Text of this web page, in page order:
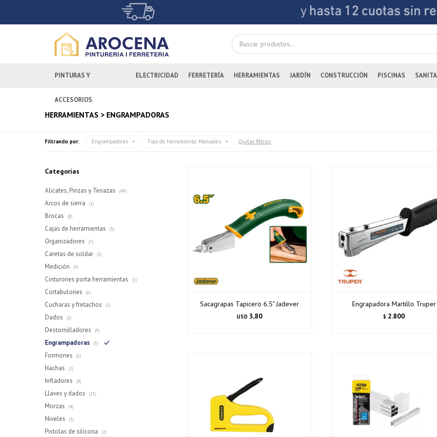
PINTURAS Y
ACCESORIOS
ELECTRICIDAD FERRETERÍA HERRAMIENTAS JARDÍN CONSTRUCCIÓN PISCINAS
HERRAMIENTAS > ENGRAMPADORAS
Filtrando por: Engrampadoras Tipo de herramienta: Manuales Quitar filtros
Sacagrapas Tapicero 6.5" Jadever
USD 3,80
Engrapadora Martillo Truper
$ 2.800
Categorías
Alicates, Pinzas y Tenazas (49)
Arcos de sierra (2)
Brocas (8)
Cajas de herramientas (3)
Organizadores (7)
Caretas de soldar (3)
Medición (9)
Cinturones porta herramientas (1)
Cortabulones (6)
Cucharas y fretachos (1)
Dados (3)
Destornilladores (9)
Engrampadoras (5)
Formones (6)
Hachas (1)
Infladores (4)
Llaves y dados (25)
Morzas (4)
Niveles (5)
Pistolas de silicona (2)